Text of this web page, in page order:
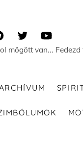
mögött van...